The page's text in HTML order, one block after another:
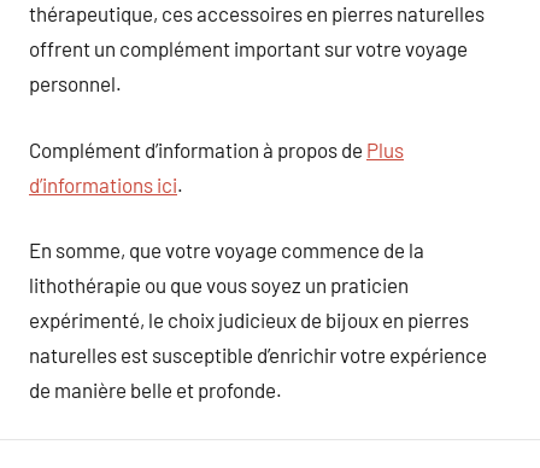
thérapeutique, ces accessoires en pierres naturelles
offrent un complément important sur votre voyage
personnel.
Complément d’information à propos de Plus
d’informations ici.
En somme, que votre voyage commence de la
lithothérapie ou que vous soyez un praticien
expérimenté, le choix judicieux de bijoux en pierres
naturelles est susceptible d’enrichir votre expérience
de manière belle et profonde.